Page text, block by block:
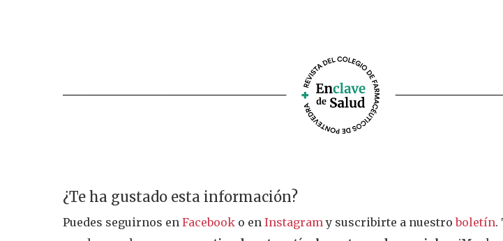
¿Te ha gustado esta información?
Puedes seguirnos enFacebook o enInstagram y suscribirte a nuestroboletín.